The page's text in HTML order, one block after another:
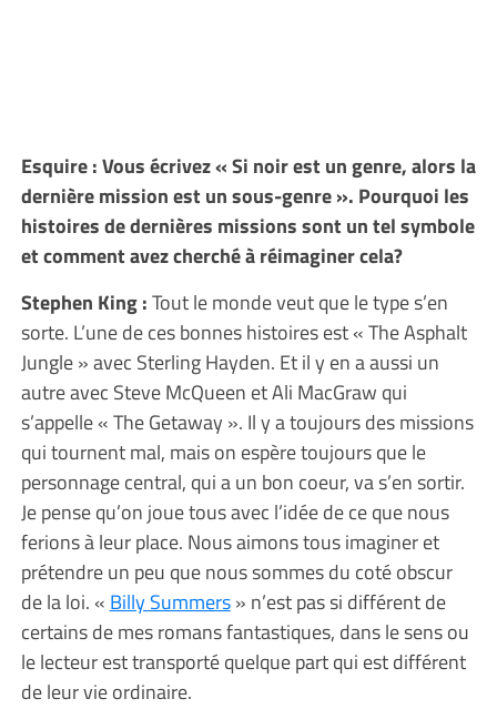
Esquire : Vous écrivez « Si noir est un genre, alors la
dernière mission est un sous-genre ». Pourquoi les
histoires de dernières missions sont un tel symbole
et comment avez cherché à réimaginer cela?
Stephen King :Tout le monde veut que le type s’en
sorte. L’une de ces bonnes histoires est « The Asphalt
Jungle » avec Sterling Hayden. Et il y en a aussi un
autre avec Steve McQueen et Ali MacGraw qui
s’appelle « The Getaway ». Il y a toujours des missions
qui tournent mal, mais on espère toujours que le
personnage central, qui a un bon coeur, va s’en sortir.
Je pense qu’on joue tous avec l’idée de ce que nous
ferions à leur place. Nous aimons tous imaginer et
prétendre un peu que nous sommes du coté obscur
de la loi. « Billy Summers» n’est pas si différent de
certains de mes romans fantastiques, dans le sens ou
le lecteur est transporté quelque part qui est différent
de leur vie ordinaire.